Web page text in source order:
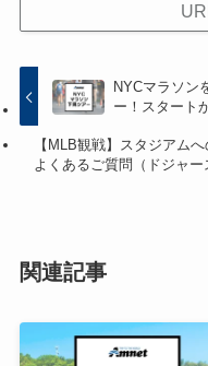
NYCマラソン
ー！スタート
【MLB観戦】スタジアム
よくあるご質問（ドジャー
関連記事